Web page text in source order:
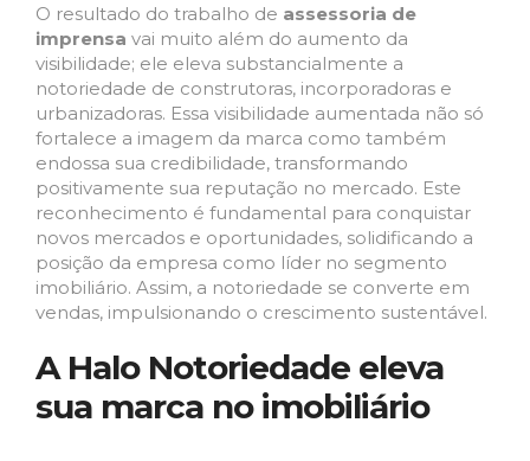
O resultado do trabalho de assessoria de
imprensa vai muito além do aumento da
visibilidade; ele eleva substancialmente a
notoriedade de construtoras, incorporadoras e
urbanizadoras. Essa visibilidade aumentada não só
fortalece a imagem da marca como também
endossa sua credibilidade, transformando
positivamente sua reputação no mercado. Este
reconhecimento é fundamental para conquistar
novos mercados e oportunidades, solidificando a
posição da empresa como líder no segmento
imobiliário. Assim, a notoriedade se converte em
vendas, impulsionando o crescimento sustentável.
A Halo Notoriedade eleva
sua marca no imobiliário